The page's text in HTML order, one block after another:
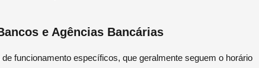
e Agências Bancárias
funcionamento específicos, que geralmente seguem o horário